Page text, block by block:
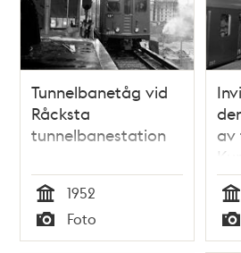
Tunnelbanetåg vid
Råcksta
tunnelbanestation
Tid
1952
Typ
Foto
av
-
Tid
Typ